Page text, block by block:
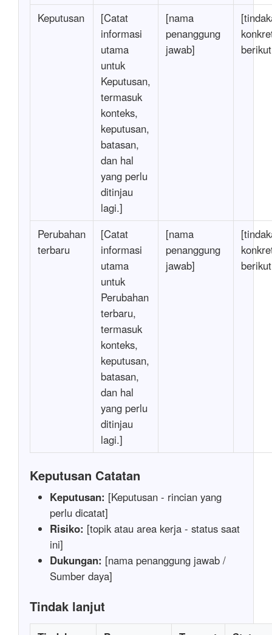
Keputusan
[Catat
informasi
utama
untuk
Keputusan,
termasuk
konteks,
keputusan,
batasan,
dan hal
yang perlu
ditinjau
lagi.]
[nama
penanggung
jawab]
Perubahan
terbaru
[Catat
informasi
utama
untuk
Perubahan
terbaru,
termasuk
konteks,
keputusan,
batasan,
dan hal
yang perlu
ditinjau
lagi.]
[nama
penanggung
jawab]
Keputusan Catatan
Keputusan: [Keputusan - rincian yang
perlu dicatat]
Risiko: [topik atau area kerja - status saat
ini]
Dukungan: [nama penanggung jawab /
Sumber daya]
Tindak lanjut